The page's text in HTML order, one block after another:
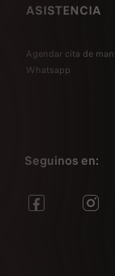
ASISTENCIA
Agendar cita de
Whatsapp
Seguinos en: